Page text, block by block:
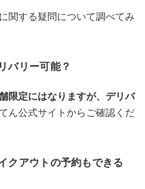
関する疑問について調べてみ
バリー可能？
限定にはなりますが、デリバ
ん公式サイトからご確認くだ
クアウトの予約もできる